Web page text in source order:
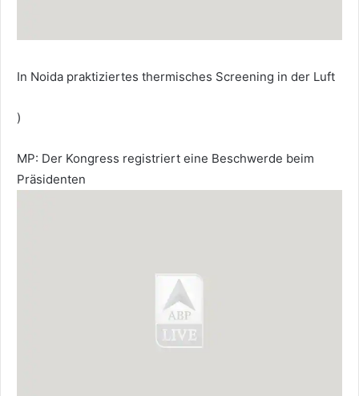
In Noida praktiziertes thermisches Screening in der Luft
)
MP: Der Kongress registriert eine Beschwerde beim
Präsidenten